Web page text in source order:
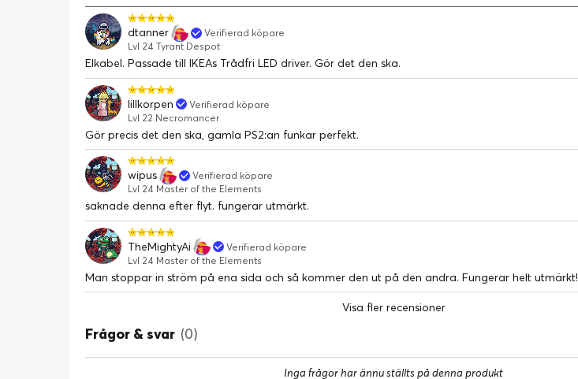
dtanner
Verifierad köpare
Lvl 24 Tyrant Despot
Elkabel. Passade till IKEAs Trådfri LED driver. Gör det den ska.
lillkorpen
Verifierad köpare
Lvl 22 Necromancer
Gör precis det den ska, gamla PS2:an funkar perfekt.
wipus
Verifierad köpare
Lvl 24 Master of the Elements
saknade denna efter flyt. fungerar utmärkt.
TheMightyAi
Verifierad köpare
Lvl 24 Master of the Elements
Man stoppar in ström på ena sida och så kommer den ut på den andra. Fungerar helt utmärkt!
Visa fler recensioner
Frågor & svar (0)
Inga frågor har ännu ställts på denna produkt